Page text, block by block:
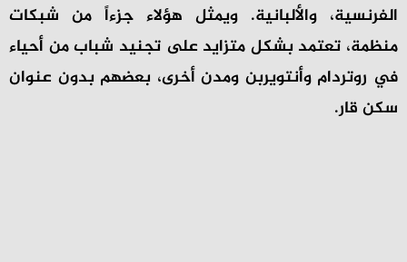
الفرنسية، والألبانية. ويمثل هؤلاء جزءاً من شبكات
منظمة، تعتمد بشكل متزايد على تجنيد شباب من أحياء
في روتردام وأنتويربن ومدن أخرى، بعضهم بدون عنوان
سكن قار.